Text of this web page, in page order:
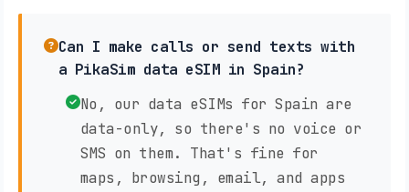
Can I make calls or send texts with
a PikaSim data eSIM in Spain?
No, our data eSIMs for Spain are
data-only, so there's no voice or
SMS on them. That's fine for
maps, browsing, email, and apps